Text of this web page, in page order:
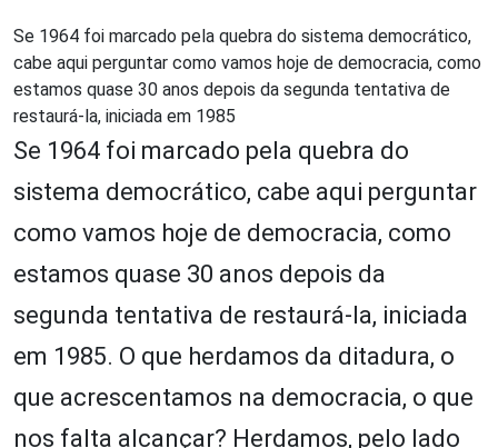
Se 1964 foi marcado pela quebra do sistema democrático,
cabe aqui perguntar como vamos hoje de democracia, como
estamos quase 30 anos depois da segunda tentativa de
restaurá-la, iniciada em 1985
Se 1964 foi marcado pela quebra do
sistema democrático, cabe aqui perguntar
como vamos hoje de democracia, como
estamos quase 30 anos depois da
segunda tentativa de restaurá-la, iniciada
em 1985. O que herdamos da ditadura, o
que acrescentamos na democracia, o que
nos falta alcançar? Herdamos, pelo lado